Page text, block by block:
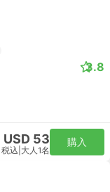
3.8
USD 53
税込 大人1名
購入